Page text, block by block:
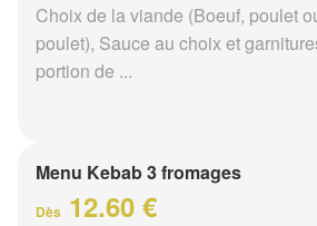
Choix de la viande (Boeuf, poulet
poulet), Sauce au choix et
portion de ...
Menu Kebab 3 fromages
Dès 12.60 €